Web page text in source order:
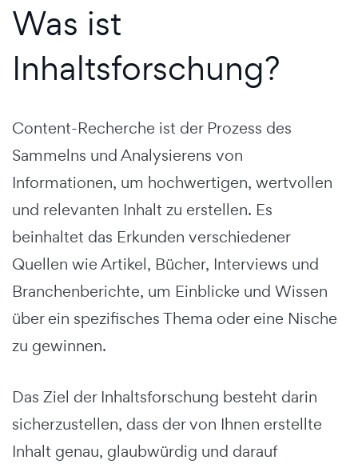
Was ist
Inhaltsforschung?
Content-Recherche ist der Prozess des
Sammelns und Analysierens von
Informationen, um hochwertigen, wertvollen
und relevanten Inhalt zu erstellen. Es
beinhaltet das Erkunden verschiedener
Quellen wie Artikel, Bücher, Interviews und
Branchenberichte, um Einblicke und Wissen
über ein spezifisches Thema oder eine Nische
zu gewinnen.
Das Ziel der Inhaltsforschung besteht darin
sicherzustellen, dass der von Ihnen erstellte
Inhalt genau, glaubwürdig und darauf